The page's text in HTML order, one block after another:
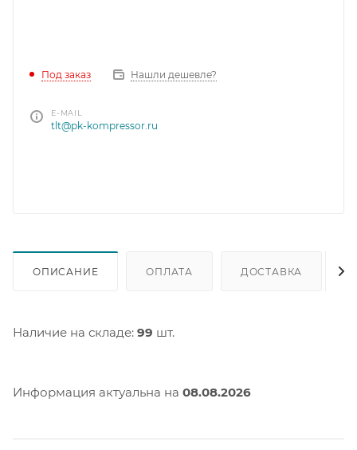
Под заказ Нашли дешевле?
E-MAIL
tlt@pk-kompressor.ru
ОПИСАНИЕ ОПЛАТА ДОСТАВКА
Наличие на складе: 99 шт.
Информация актуальна на 08.08.2026